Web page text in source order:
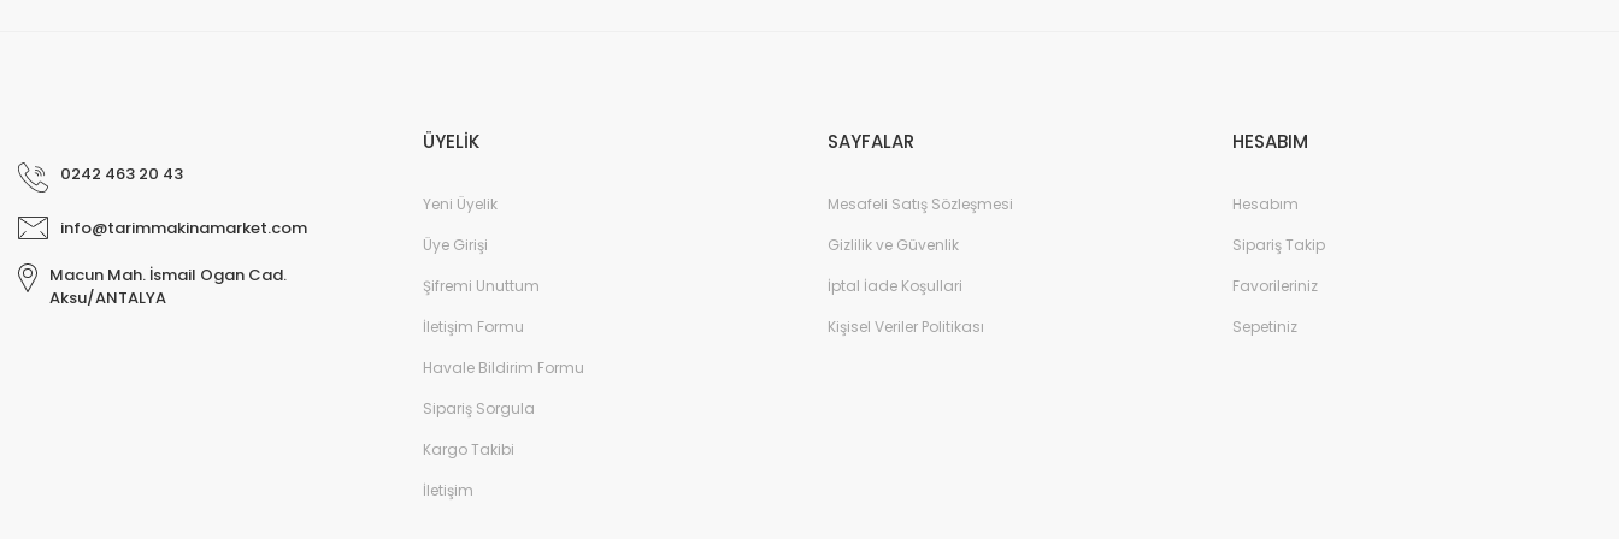
0242 463 20 43
info@tarimmakinamarket.com
Macun Mah. İsmail Ogan Cad.
Aksu/ANTALYA
ÜYELİK
Yeni Üyelik
Üye Girişi
Şifremi Unuttum
İletişim Formu
Havale Bildirim Formu
Sipariş Sorgula
Kargo Takibi
İletişim
SAYFALAR
Mesafeli Satış Sözleşmesi
Gizlilik ve Güvenlik
İptal İade Koşullari
Kişisel Veriler Politikası
HESABIM
Hesabım
Sipariş Takip
Favorileriniz
Sepetiniz